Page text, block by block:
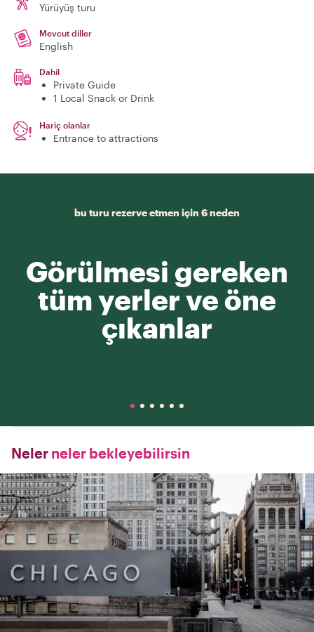
Yürüyüş turu
Mevcut diller
English
Dahil
Private Guide
1 Local Snack or Drink
Hariç olanlar
Entrance to attractions
bu turu rezerve etmen için 6 neden
Görülmesi gereken
tüm yerler ve öne
çıkanlar
Neler neler bekleyebilirsin